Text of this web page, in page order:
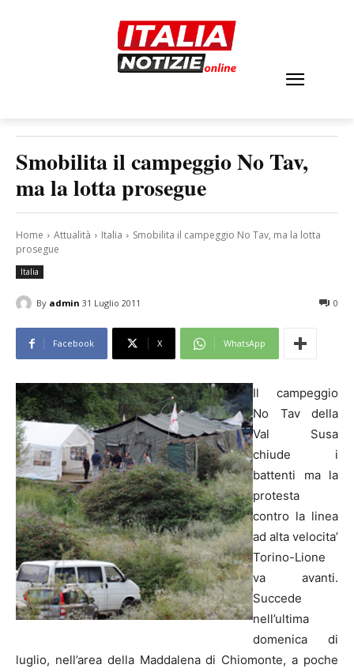
Smobilita il campeggio No Tav,
ma la lotta prosegue
Home Attualità Italia
Smobilita il campeggio No Tav, ma la lotta
prosegue
Italia
By admin 31 Luglio 2011 0
Facebook X WhatsApp
Il campeggio
No Tav della
Val Susa
chiude i
battenti ma la
protesta
contro la linea
ad alta velocita’
Torino-Lione
va avanti.
Succede
nell’ultima
domenica di
luglio, nell’area della Maddalena di Chiomonte, a poche